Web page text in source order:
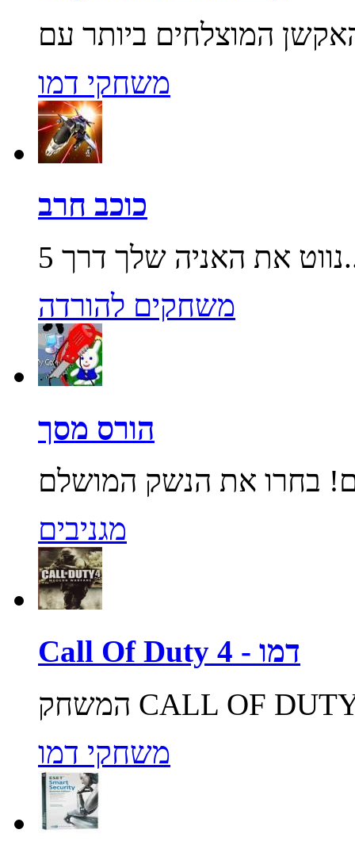
משחקי דמו
כוכב חרב
5...
משחקים להורדה
הורס מסך
מגניבים
Call Of Duty 4 - דמו
משחקי דמו